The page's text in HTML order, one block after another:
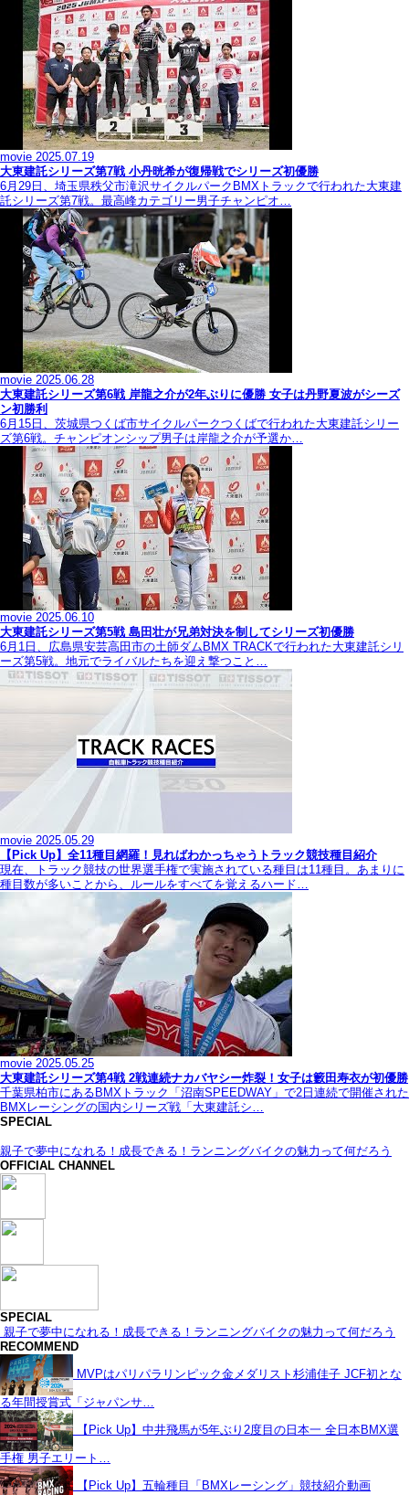
movie 2025.07.19
大東建託シリーズ第7戦 ⼩丹晄希が復帰戦でシリーズ初優勝
6月29日、埼玉県秩父市滝沢サイクルパークBMXトラックで行われた大東建
託シリーズ第7戦。最高峰カテゴリー男子チャンピオ…
movie 2025.06.28
大東建託シリーズ第6戦 岸龍之介が2年ぶりに優勝 女子は丹野夏波がシーズ
ン初勝利
6月15日、茨城県つくば市サイクルパークつくばで行われた大東建託シリー
ズ第6戦。チャンピオンシップ男子は岸龍之介が予選か…
movie 2025.06.10
大東建託シリーズ第5戦 島田壮が兄弟対決を制してシリーズ初優勝
6月1日、広島県安芸高田市の土師ダムBMX TRACKで行われた大東建託シリ
ーズ第5戦。地元でライバルたちを迎え撃つこと…
movie 2025.05.29
【Pick Up】全11種目網羅！見ればわかっちゃうトラック競技種目紹介
現在、トラック競技の世界選手権で実施されている種目は11種目。あまりに
種目数が多いことから、ルールをすべてを覚えるハード…
movie 2025.05.25
大東建託シリーズ第4戦 2戦連続ナカバヤシー炸裂！女子は籔田寿衣が初優勝
千葉県柏市にあるBMXトラック「沼南SPEEDWAY」で2日連続で開催された
BMXレーシングの国内シリーズ戦「大東建託シ…
SPECIAL
親子で夢中になれる！成長できる！ランニングバイクの魅力って何だろう
OFFICIAL CHANNEL
SPECIAL
親子で夢中になれる！成長できる！ランニングバイクの魅力って何だろう
RECOMMEND
MVPはパリパラリンピック金メダリスト杉浦佳子 JCF初とな
る年間授賞式「ジャパンサ…
【Pick Up】中井飛馬が5年ぶり2度目の日本一 全日本BMX選
手権 男子エリート…
【Pick Up】五輪種目「BMXレーシング」競技紹介動画